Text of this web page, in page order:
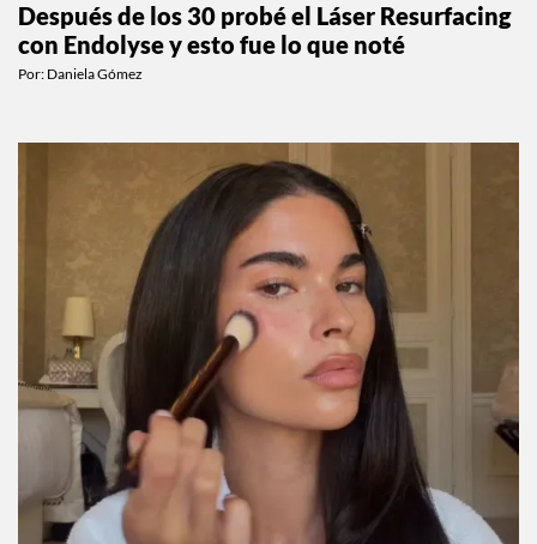
Después de los 30 probé el Láser Resurfacing
con Endolyse y esto fue lo que noté
Por: Daniela Gómez